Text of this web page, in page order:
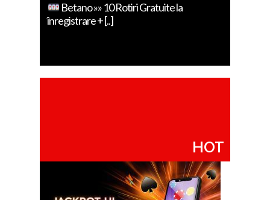
Betano »» 10 Rotiri Gratuite la
înregistrare + [..]
HOT